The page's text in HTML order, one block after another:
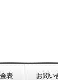
表 お問い